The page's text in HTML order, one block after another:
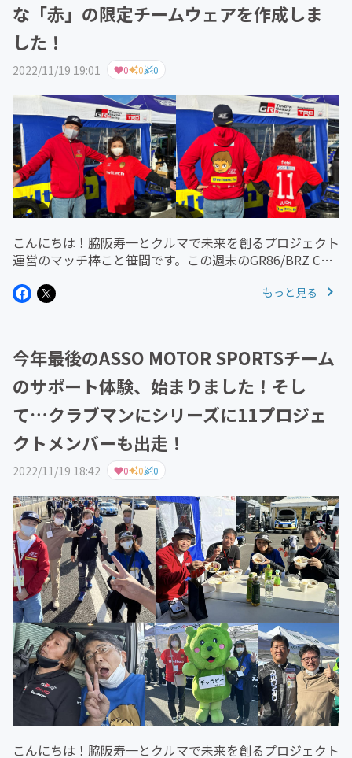
な「赤」の限定チームウェアを作成しま
した！
2022/11/19 19:01 0 0 0
こんにちは！脇阪寿一とクルマで未来を創るプロジェクト
運営のマッチ棒こと笹間です。この週末のGR86/BRZ Cup
サーキット現地に遊びに来て売れた11プロジェクトメン
もっと見る
今年最後のASSO MOTOR SPORTSチーム
のサポート体験、始まりました！そし
て…クラブマンにシリーズに11プロジェ
クトメンバーも出走！
2022/11/19 18:42 0 0 0
こんにちは！脇阪寿一とクルマで未来を創るプロジェクト